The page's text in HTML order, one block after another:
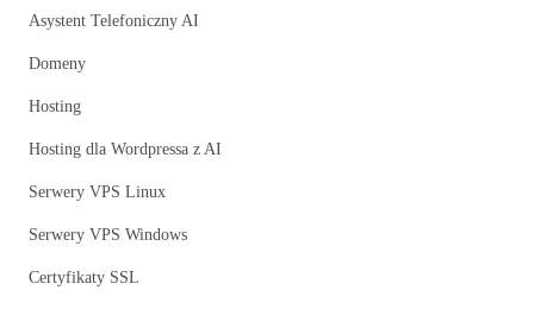
Asystent Telefoniczny AI
Domeny
Hosting
Hosting dla Wordpressa z AI
Serwery VPS Linux
Serwery VPS Windows
Certyfikaty SSL